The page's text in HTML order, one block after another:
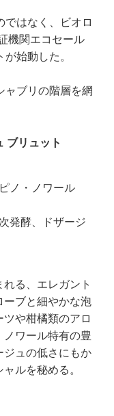
はなく、ビオロ
機関エコセール
始動した。
ャブリの階層を網
ブリュット
ノ・ノワール
発酵、ドザージ
る、エレガント
ーブと細やかな泡
や柑橘類のアロ
ワール特有の豊
ジュの低さにもか
ルを秘める。